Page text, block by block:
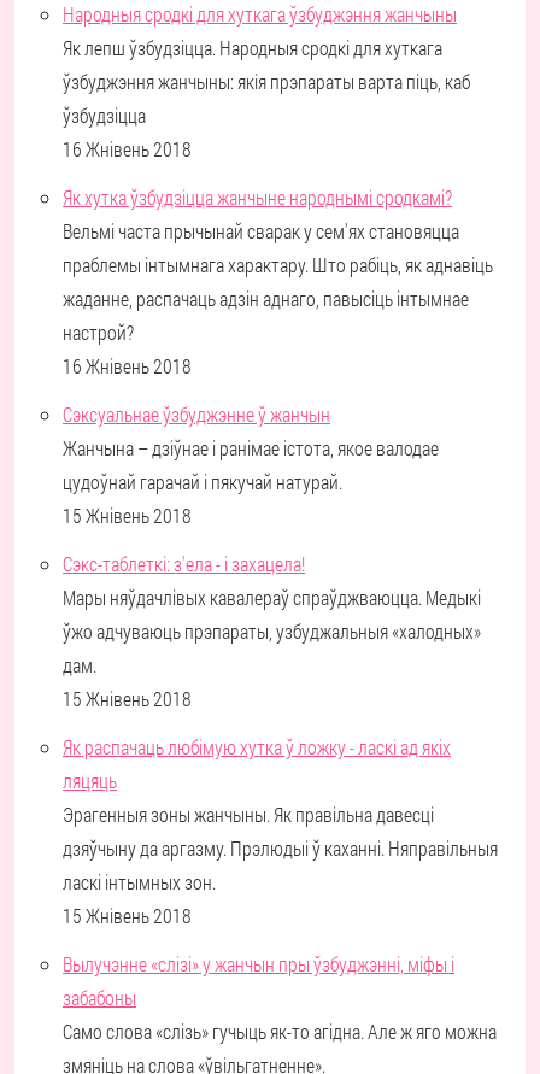
Народныя сродкі для хуткага ўзбуджэння жанчыны
Як лепш ўзбудзіцца. Народныя сродкі для хуткага
ўзбуджэння жанчыны: якія прэпараты варта піць, каб
ўзбудзіцца
16 Жнівень 2018
Як хутка ўзбудзіцца жанчыне народнымі сродкамі?
Вельмі часта прычынай сварак у сем'ях становяцца
праблемы інтымнага характару. Што рабіць, як аднавіць
жаданне, распачаць адзін аднаго, павысіць інтымнае
настрой?
16 Жнівень 2018
Сэксуальнае ўзбуджэнне ў жанчын
Жанчына – дзіўнае і ранімае істота, якое валодае
цудоўнай гарачай і пякучай натурай.
15 Жнівень 2018
Сэкс-таблеткі: з'ела - і захацела!
Мары няўдачлівых кавалераў спраўджваюцца. Медыкі
ўжо адчуваюць прэпараты, узбуджальныя «халодных»
дам.
15 Жнівень 2018
Як распачаць любімую хутка ў ложку - ласкі ад якіх
ляцяць
Эрагенныя зоны жанчыны. Як правільна давесці
дзяўчыну да аргазму. Прэлюдыі ў каханні. Няправільныя
ласкі інтымных зон.
15 Жнівень 2018
Вылучэнне «слізі» у жанчын пры ўзбуджэнні, міфы і
забабоны
Само слова «слізь» гучыць як-то агідна. Але ж яго можна
змяніць на слова «ўвільгатненне».